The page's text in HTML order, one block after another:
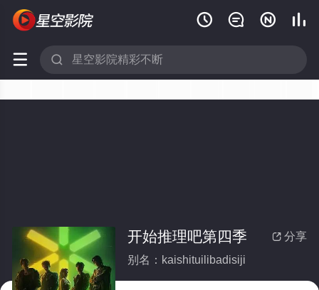
   
 
 分享
开始推理吧第四季
别名：kaishituilibadisiji